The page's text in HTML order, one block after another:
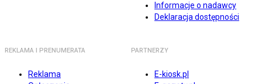
Informacje o nadawcy
Deklaracja dostępności
REKLAMA I PRENUMERATA
Reklama
PARTNERZY
E-kiosk.pl